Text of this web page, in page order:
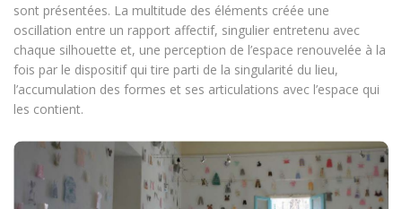
sont présentées. La multitude des éléments créée une
oscillation entre un rapport affectif, singulier entretenu avec
chaque silhouette et, une perception de l’espace renouvelée à la
fois par le dispositif qui tire parti de la singularité du lieu,
l’accumulation des formes et ses articulations avec l’espace qui
les contient.